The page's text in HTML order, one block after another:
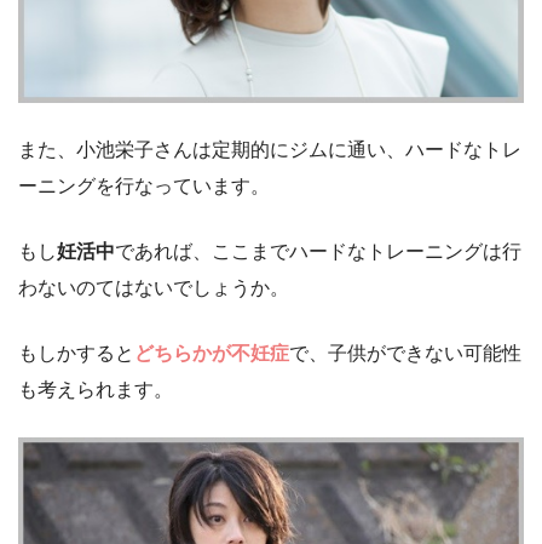
また、小池栄子さんは定期的にジムに通い、ハードなトレ
ーニングを行なっています。
もし妊活中であれば、ここまでハードなトレーニングは行
わないのてはないでしょうか。
もしかすると どちらかが不妊症で、子供ができない可能性
も考えられます。